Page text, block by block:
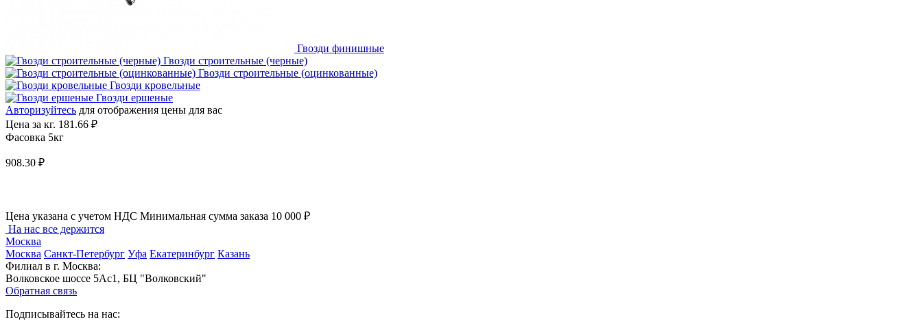
Гвозди финишные
Гвозди строительные (черные)
Гвозди строительные (оцинкованные)
Гвозди кровельные
Гвозди ершеные
Авторизуйтесь для отображения цены для вас
Цена за кг. 181.66 ₽
Фасовка 5кг
908.30 ₽
Цена указана с учетом НДС Минимальная сумма заказа 10 000 ₽
На нас все держится
Москва
Москва Санкт-Петербург Уфа Екатеринбург Казань
Филиал в г. Москва:
Волковское шоссе 5Ас1, БЦ "Волковский"
Обратная связь
Подписывайтесь на нас: